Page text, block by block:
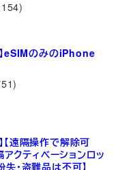
eSIMのみのiPhone
【遠隔操作で解除可
クティベーションロッ
失・盗難品は不可】